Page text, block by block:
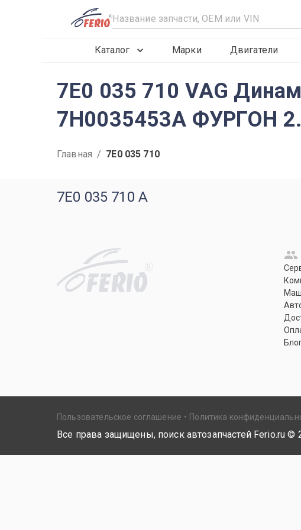
R
Каталог Марки Двигатели
7E0 035 710 VAG
7H0035453A ФУРГОН
Главная / 7E0 035 710
7E0 035 710 A
R
Пользовательское соглашение Политика
Все права защищены, поиск автозапчастей Ferio.ru ©